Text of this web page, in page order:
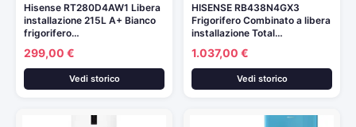
Hisense RT280D4AW1 Libera
installazione 215L A+ Bianco
frigorifero…
299,00 €
Vedi storico
HISENSE RB438N4GX3
Frigorifero Combinato a libera
installazione Total…
1.037,00 €
Vedi storico